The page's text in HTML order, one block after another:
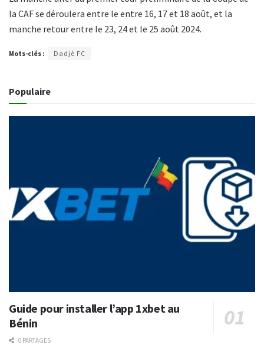
la CAF se déroulera entre le entre 16, 17 et 18 août, et la
manche retour entre le 23, 24 et le 25 août 2024.
Mots-clés : Dadjè FC
Populaire
Guide pour installer l’app 1xbet au
Bénin
0 PARTAGES